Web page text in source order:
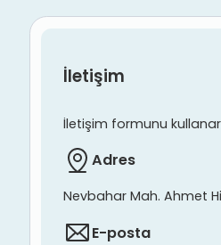
İletişim
İletişim formunu
Adres
Nevbahar Mah. Ahmet
E-posta